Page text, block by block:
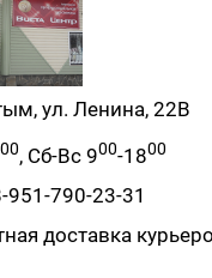
ул. Ленина, 22В
00, Сб-Вс 900-1800
951-790-23-31
доставка